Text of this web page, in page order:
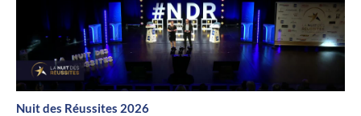
Nuit des Réussites 2026